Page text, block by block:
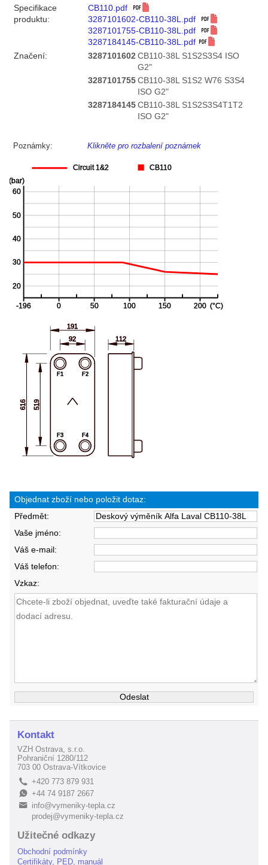
Specifikace
produktu:
CB110.pdf
3287101602-CB110-38L.pdf
3287101755-CB110-38L.pdf
3287184145-CB110-38L.pdf
Značení:
3287101602 CB110-38L S1S2S3S4 ISO
G2"
3287101755 CB110-38L S1S2 W76 S3S4
ISO G2"
3287184145 CB110-38L S1S2S3S4T1T2
ISO G2"
Poznámky: Klikněte pro rozbalení poznámek
Objednat zboží nebo položit dotaz:
Předmět:
Vaše jméno:
Váš e-mail:
Váš telefon:
Vzkaz:
Kontakt
VZH Ostrava, s.r.o.
Pohraniční 1280/112
703 00 Ostrava-Vítkovice
L +420 773 879 931
E+44 74 9187 2667
B
info@vymeniky-tepla.cz
prodej@vymeniky-tepla.cz
Užitečné odkazy
Obchodní podmínky
Certifikáty, PED, manuál